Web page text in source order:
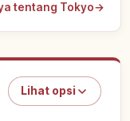
tentang Tokyo→
Lihat opsi